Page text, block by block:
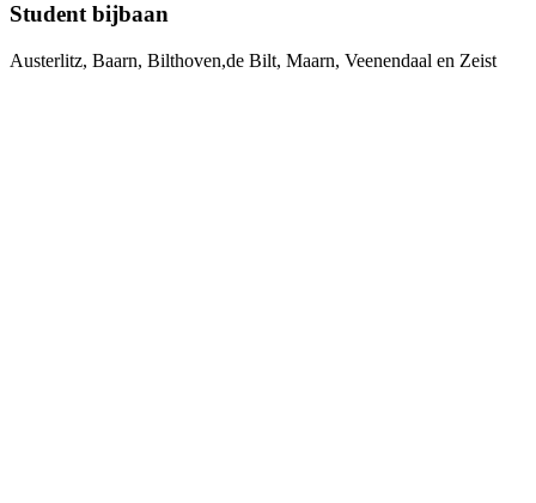
Student bijbaan
Austerlitz, Baarn, Bilthoven,de Bilt, Maarn, Veenendaal en Zeist